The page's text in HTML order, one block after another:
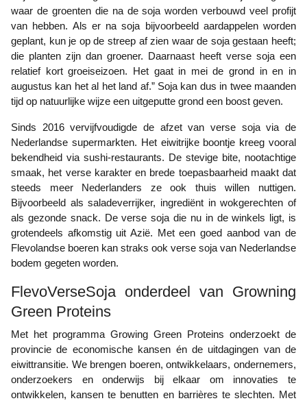
waar de groenten die na de soja worden verbouwd veel profijt
van hebben. Als er na soja bijvoorbeeld aardappelen worden
geplant, kun je op de streep af zien waar de soja gestaan heeft;
die planten zijn dan groener. Daarnaast heeft verse soja een
relatief kort groeiseizoen. Het gaat in mei de grond in en in
augustus kan het al het land af.” Soja kan dus in twee maanden
tijd op natuurlijke wijze een uitgeputte grond een boost geven.
Sinds 2016 vervijfvoudigde de afzet van verse soja via de
Nederlandse supermarkten. Het eiwitrijke boontje kreeg vooral
bekendheid via sushi-restaurants. De stevige bite, nootachtige
smaak, het verse karakter en brede toepasbaarheid maakt dat
steeds meer Nederlanders ze ook thuis willen nuttigen.
Bijvoorbeeld als saladeverrijker, ingrediënt in wokgerechten of
als gezonde snack. De verse soja die nu in de winkels ligt, is
grotendeels afkomstig uit Azië. Met een goed aanbod van de
Flevolandse boeren kan straks ook verse soja van Nederlandse
bodem gegeten worden.
FlevoVerseSoja onderdeel van Growning
Green Proteins
Met het programma Growing Green Proteins onderzoekt de
provincie de economische kansen én de uitdagingen van de
eiwittransitie. We brengen boeren, ontwikkelaars, ondernemers,
onderzoekers en onderwijs bij elkaar om innovaties te
ontwikkelen, kansen te benutten en barrières te slechten. Met